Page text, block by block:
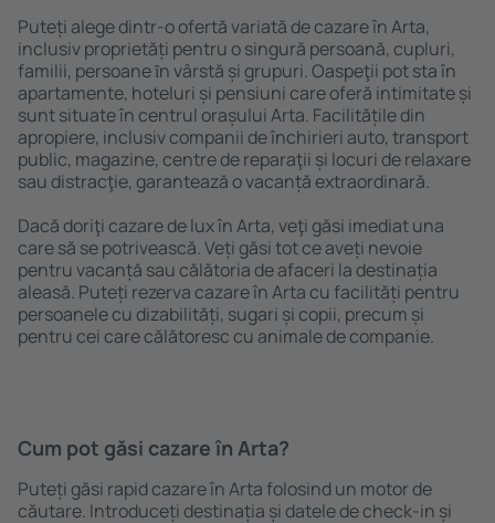
Puteți alege dintr-o ofertă variată de cazare în Arta,
inclusiv proprietăți pentru o singură persoană, cupluri,
familii, persoane ȋn vârstă și grupuri. Oaspeţii pot sta în
apartamente, hoteluri și pensiuni care oferă intimitate și
sunt situate în centrul orașului Arta. Facilitățile din
apropiere, inclusiv companii de închirieri auto, transport
public, magazine, centre de reparaţii și locuri de relaxare
sau distracţie, garantează o vacanță extraordinară.
Dacă doriţi cazare de lux în Arta, veţi găsi imediat una
care să se potrivească. Veți găsi tot ce aveți nevoie
pentru vacanță sau călătoria de afaceri la destinația
aleasă. Puteți rezerva cazare în Arta cu facilități pentru
persoanele cu dizabilități, sugari și copii, precum și
pentru cei care călătoresc cu animale de companie.
Cum pot găsi cazare în Arta?
Puteți găsi rapid cazare în Arta folosind un motor de
căutare. Introduceți destinația și datele de check-in și